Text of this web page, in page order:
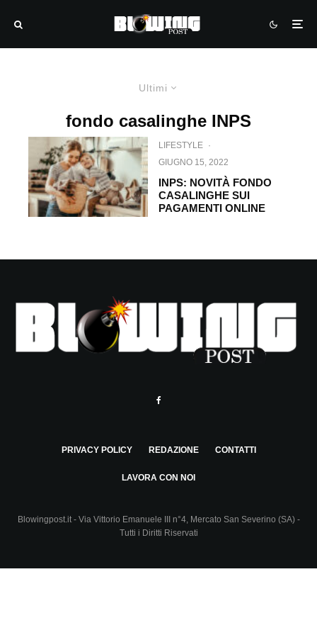
Ultimi
fondo casalinghe INPS
LIFESTYLE ·
GIUGNO 15, 2022
INPS: NOVITÀ FONDO
CASALINGHE SUI
PAGAMENTI ONLINE
PRIVACY POLICY REDAZIONE CONTATTI
LAVORA CON NOI
Blowingpost.it - Via Vittorio Emanuele III n°4, Mercato San Severino (SA) -
Tutti i Diritti Riservati